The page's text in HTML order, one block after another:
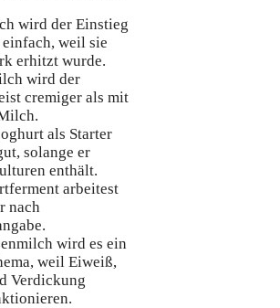
wird der Einstieg
einfach, weil sie
erhitzt wurde.
wird der
cremiger als mit
als Starter
solange er
enthält.
arbeitest
nach
wird es ein
weil Eiweiß,
Verdickung